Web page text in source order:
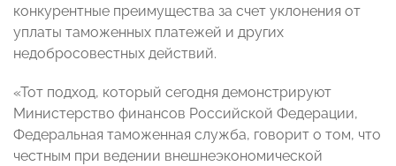
конкурентные преимущества за счет уклонения от
уплаты таможенных платежей и других
недобросовестных действий.
«Тот подход, который сегодня демонстрируют
Министерство финансов Российской Федерации,
Федеральная таможенная служба, говорит о том, что
честным при ведении внешнеэкономической